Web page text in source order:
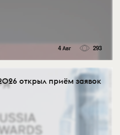
4 Авг 293
2026 открыл приём заявок